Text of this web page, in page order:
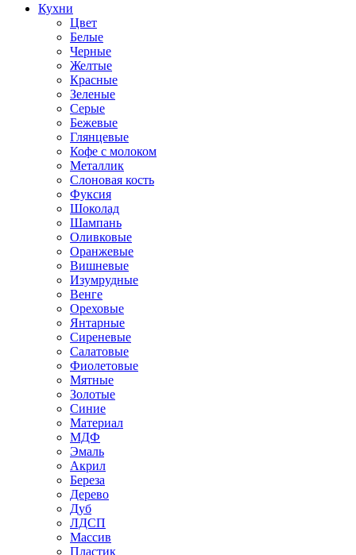
Кухни
Цвет
Белые
Черные
Желтые
Красные
Зеленые
Серые
Бежевые
Глянцевые
Кофе с молоком
Металлик
Слоновая кость
Фуксия
Шоколад
Шампань
Оливковые
Оранжевые
Вишневые
Изумрудные
Венге
Ореховые
Янтарные
Сиреневые
Салатовые
Фиолетовые
Мятные
Золотые
Синие
Материал
МДФ
Эмаль
Акрил
Береза
Дерево
Дуб
ЛДСП
Массив
Пластик